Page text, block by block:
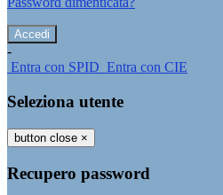
-
Entra con SPID Entra con CIE
Seleziona utente
button close ×
Recupero password